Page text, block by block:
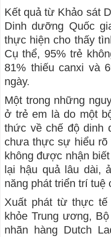
Kết quả từ Khảo sát
Dinh dưỡng Quốc
thực hiện cho thấy
Cụ thể, 95% trẻ
81% thiếu canxi và
ngày.
Một trong những
ở trẻ em là do một
thức về chế độ dinh
chưa thực sự hiểu rõ
không được nhận
lại hậu quả lâu dài,
năng phát triển trí tuệ
Xuất phát từ thực tế
khỏe Trung ương,
nhãn hàng Dutch